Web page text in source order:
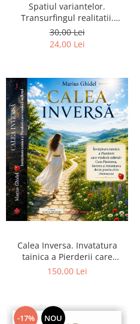
Spatiul variantelor.
Transurfingul realitatii.
Gradul 1. Cum sa ne
dezvoltam intuitia si sa ne
30,00 Lei
24,00 Lei
Calea Inversa. Invatatura
tainica a Pierderii care
vindeca sufletul - Cum
150,00 Lei
-17% NOU